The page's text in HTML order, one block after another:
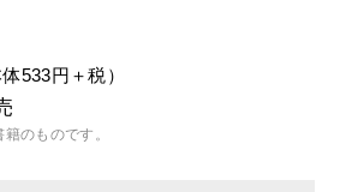
体533円＋税）
のものです。